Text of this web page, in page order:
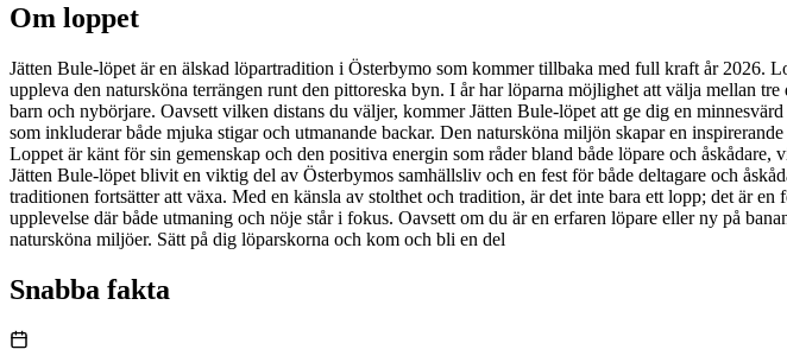
Om loppet
Jätten Bule-löpet är en älskad löpartradition i Österbymo som kommer tillbaka med full kraft år 2026.
uppleva den natursköna terrängen runt den pittoreska byn. I år har löparna möjlighet att välja mellan
barn och nybörjare. Oavsett vilken distans du väljer, kommer Jätten Bule-löpet att ge dig en
som inkluderar både mjuka stigar och utmanande backar. Den natursköna miljön skapar en
Loppet är känt för sin gemenskap och den positiva energin som råder bland både löpare och
Jätten Bule-löpet blivit en viktig del av Österbymos samhällsliv och en fest för både deltagare och
traditionen fortsätter att växa. Med en känsla av stolthet och tradition, är det inte bara ett lopp; det är
upplevelse där både utmaning och nöje står i fokus. Oavsett om du är en erfaren löpare eller ny på
natursköna miljöer. Sätt på dig löparskorna och kom och bli en del
Snabba fakta